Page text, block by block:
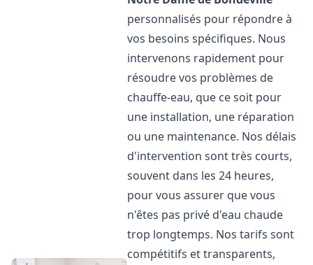
personnalisés pour répondre à
vos besoins spécifiques. Nous
intervenons rapidement pour
résoudre vos problèmes de
chauffe-eau, que ce soit pour
une installation, une réparation
ou une maintenance. Nos délais
d'intervention sont très courts,
souvent dans les 24 heures,
pour vous assurer que vous
n'êtes pas privé d'eau chaude
trop longtemps. Nos tarifs sont
compétitifs et transparents,